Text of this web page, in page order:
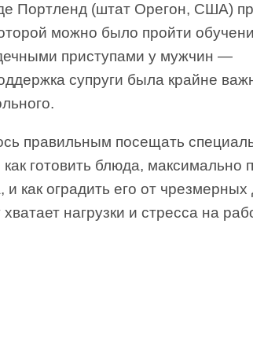
Портленд (штат Орегон, США)
можно было пройти
приступами у мужчин —
супруги была крайне
правильным посещать
готовить блюда, максимально
и как оградить его от
нагрузки и стресса на